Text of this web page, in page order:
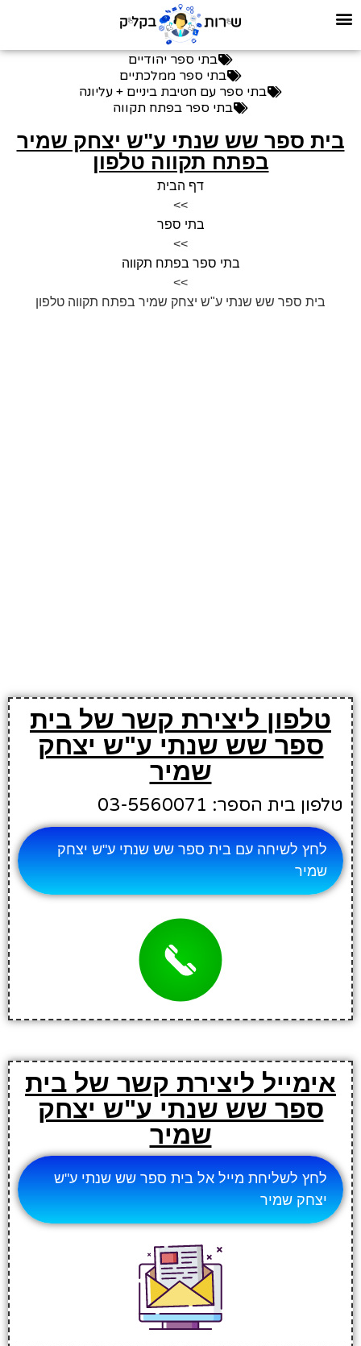
בתי ספר יהודיים
בתי ספר ממלכתיים
בתי ספר עם חטיבת ביניים + עליונה
בתי ספר בפתח תקווה
בית ספר שש שנתי ע"ש יצחק שמיר
בפתח תקווה טלפון
דף הבית
>>
בתי ספר
>>
בתי ספר בפתח תקווה
>>
בית ספר שש שנתי ע"ש יצחק שמיר בפתח תקווה טלפון
טלפון ליצירת קשר של בית
ספר שש שנתי ע"ש יצחק
שמיר
טלפון בית הספר: 03-5560071
לחץ לשיחה עם בית ספר שש שנתי ע"ש יצחק
שמיר
אימייל ליצירת קשר של בית
ספר שש שנתי ע"ש יצחק
שמיר
לחץ לשליחת מייל אל בית ספר שש שנתי ע"ש
יצחק שמיר